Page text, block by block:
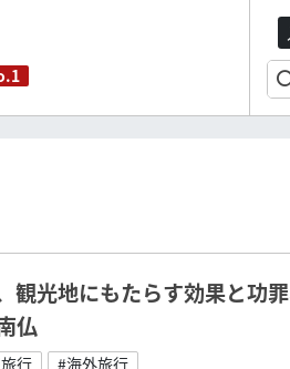
観光地にもたらす効果と功
仏
行 #海外旅行